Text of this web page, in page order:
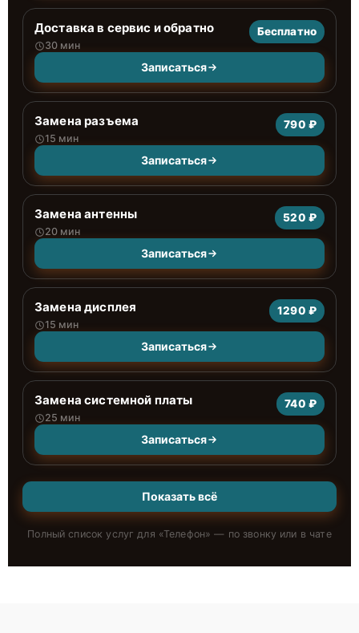
Доставка в сервис и обратно
30 мин
Бесплатно
Записаться
Замена разъема
15 мин
790 ₽
Записаться
Замена антенны
20 мин
520 ₽
Записаться
Замена дисплея
15 мин
1290 ₽
Записаться
Замена системной платы
25 мин
740 ₽
Записаться
Показать всё
Полный список услуг для «Телефон» — по звонку или в чате